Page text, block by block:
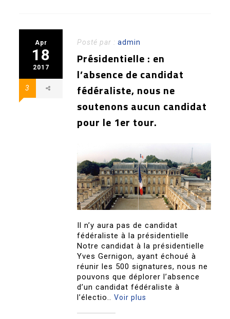
Apr
18
2017
3
Posté par :admin
Présidentielle : en
l’absence de candidat
fédéraliste, nous ne
soutenons aucun candidat
pour le 1er tour.
Il n’y aura pas de candidat
fédéraliste à la présidentielle
Notre candidat à la présidentielle
Yves Gernigon, ayant échoué à
réunir les 500 signatures, nous ne
pouvons que déplorer l’absence
d’un candidat fédéraliste à
l’électio..Voir plus